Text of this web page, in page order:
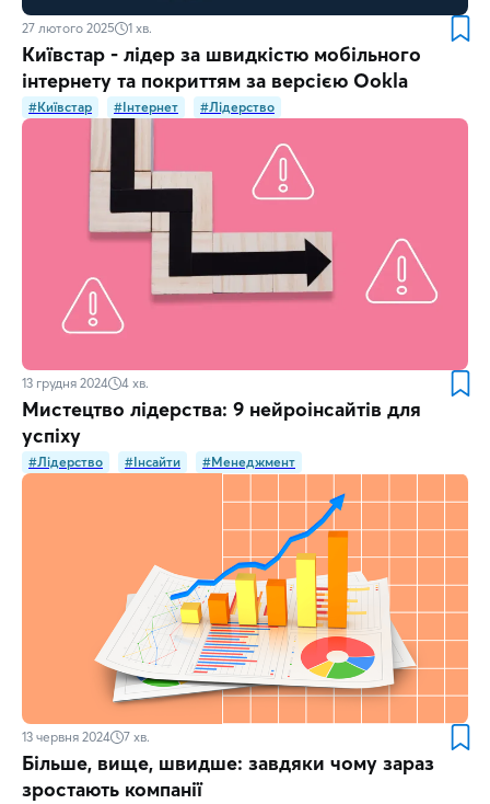
27 лютого 2025 1 хв.
Київстар - лідер за швидкістю мобільного
інтернету та покриттям за версією Ookla
#Київстар #Інтернет #Лідерство
13 грудня 2024 4 хв.
Мистецтво лідерства: 9 нейроінсайтів для
успіху
#Лідерство #Інсайти #Менеджмент
13 червня 2024 7 хв.
Більше, вище, швидше: завдяки чому зараз
зростають компанії